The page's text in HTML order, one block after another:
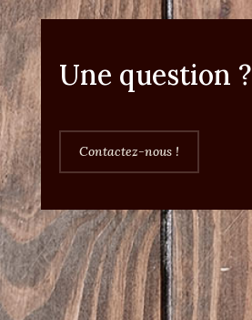
Une question ?
Contactez-nous !